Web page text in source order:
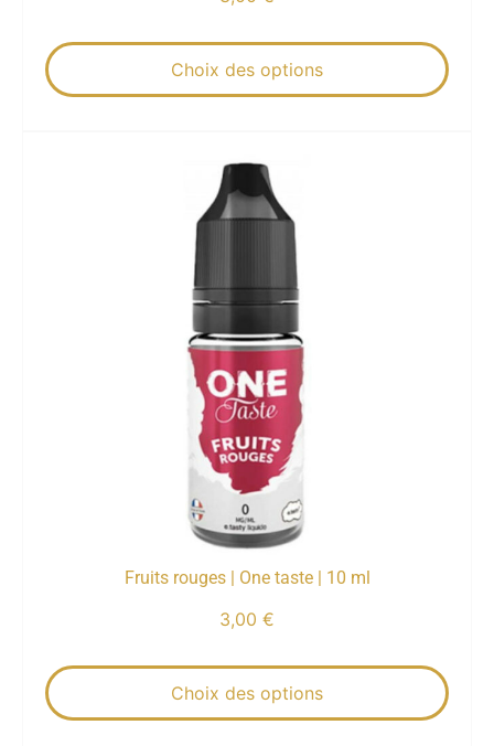
Choix des options
Fruits rouges | One taste | 10 ml
3,00 €
Choix des options